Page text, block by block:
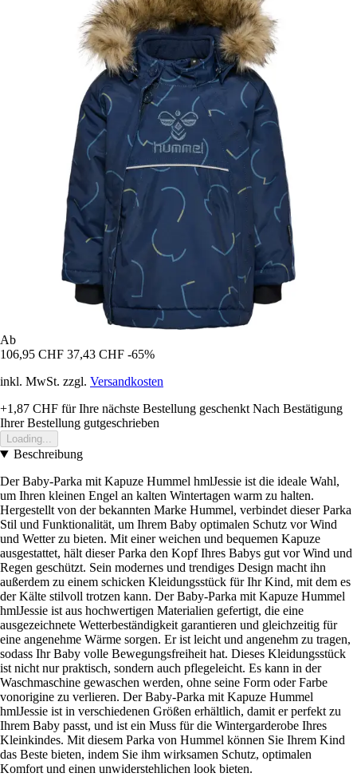
Ab
106,95 CHF 37,43 CHF -65%
inkl. MwSt. zzgl. Versandkosten
+1,87 CHF für Ihre nächste Bestellung geschenkt Nach Bestätigung
Ihrer Bestellung gutgeschrieben
Loading...
Beschreibung
Der Baby-Parka mit Kapuze Hummel hmlJessie ist die ideale Wahl,
um Ihren kleinen Engel an kalten Wintertagen warm zu halten.
Hergestellt von der bekannten Marke Hummel, verbindet dieser Parka
Stil und Funktionalität, um Ihrem Baby optimalen Schutz vor Wind
und Wetter zu bieten. Mit einer weichen und bequemen Kapuze
ausgestattet, hält dieser Parka den Kopf Ihres Babys gut vor Wind und
Regen geschützt. Sein modernes und trendiges Design macht ihn
außerdem zu einem schicken Kleidungsstück für Ihr Kind, mit dem es
der Kälte stilvoll trotzen kann. Der Baby-Parka mit Kapuze Hummel
hmlJessie ist aus hochwertigen Materialien gefertigt, die eine
ausgezeichnete Wetterbeständigkeit garantieren und gleichzeitig für
eine angenehme Wärme sorgen. Er ist leicht und angenehm zu tragen,
sodass Ihr Baby volle Bewegungsfreiheit hat. Dieses Kleidungsstück
ist nicht nur praktisch, sondern auch pflegeleicht. Es kann in der
Waschmaschine gewaschen werden, ohne seine Form oder Farbe
vonorigine zu verlieren. Der Baby-Parka mit Kapuze Hummel
hmlJessie ist in verschiedenen Größen erhältlich, damit er perfekt zu
Ihrem Baby passt, und ist ein Muss für die Wintergarderobe Ihres
Kleinkindes. Mit diesem Parka von Hummel können Sie Ihrem Kind
das Beste bieten, indem Sie ihm wirksamen Schutz, optimalen
Komfort und einen unwiderstehlichen look bieten.